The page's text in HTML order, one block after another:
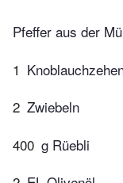
Pfeffer aus der
1
2 Zwiebeln
400 g Rüebli